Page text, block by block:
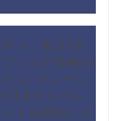
ティ 毎月5万
ショア保険の
に マレーシ
11月からマレ
トを開始しま